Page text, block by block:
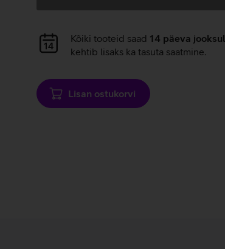
Andmete
laadimine
Kõiki tooteid saad 14 päeva jooksul
kehtib lisaks ka tasuta saatmine.
Lisan ostukorvi